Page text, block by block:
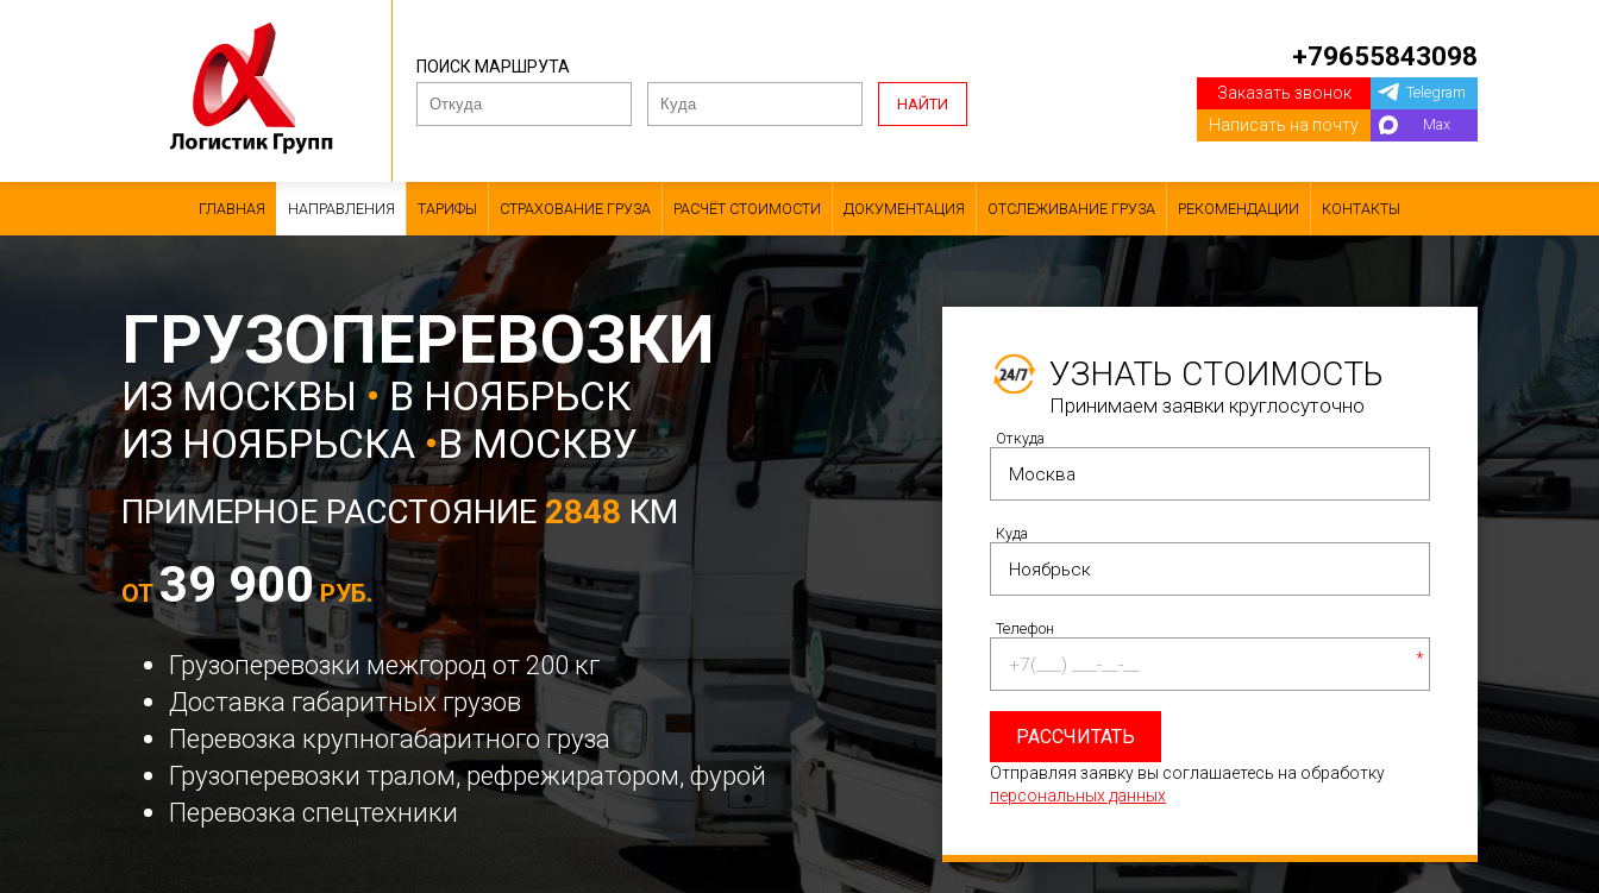
ПОИСК МАРШРУТА
НАЙТИ
+79655843098
Заказать звонок
Написать на почту
Telegram
Max
ГЛАВНАЯ НАПРАВЛЕНИЯ ТАРИФЫ СТРАХОВАНИЕ ГРУЗА РАСЧЁТ СТОИМОСТИ ДОКУМЕНТАЦИЯ ОТСЛЕЖИВАНИЕ ГРУЗА РЕКОМЕНДАЦИИ КОНТАКТЫ
ГРУЗОПЕРЕВОЗКИ
ИЗ МОСКВЫ•В НОЯБРЬСК
ИЗ НОЯБРЬСКА•В МОСКВУ
ПРИМЕРНОЕ РАССТОЯНИЕ2848 КМ
ОТ39 900РУБ.
Грузоперевозки межгород от 200 кг
Доставка габаритных грузов
Перевозка крупногабаритного груза
Грузоперевозки тралом, рефрежиратором, фурой
Перевозка спецтехники
УЗНАТЬ СТОИМОСТЬ
Принимаем заявки круглосуточно
Откуда
Куда
Телефон
*
РАССЧИТАТЬ
Отправляя заявку вы соглашаетесь на обработку
персональных данных